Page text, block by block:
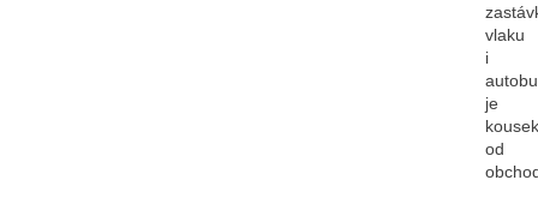
vlaku
i
je
kousek
od